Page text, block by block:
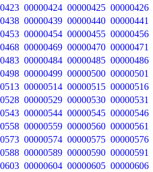
00000424 00000425 00000426
00000439 00000440 00000441
00000454 00000455 00000456
00000469 00000470 00000471
00000484 00000485 00000486
00000499 00000500 00000501
00000514 00000515 00000516
00000529 00000530 00000531
00000544 00000545 00000546
00000559 00000560 00000561
00000574 00000575 00000576
00000589 00000590 00000591
00000604 00000605 00000606